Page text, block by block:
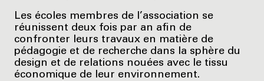
Les écoles membres de l’association se
réunissent deux fois par an afin de
confronter leurs travaux en matière de
pédagogie et de recherche dans la sphère du
design et de relations nouées avec le tissu
économique de leur environnement.